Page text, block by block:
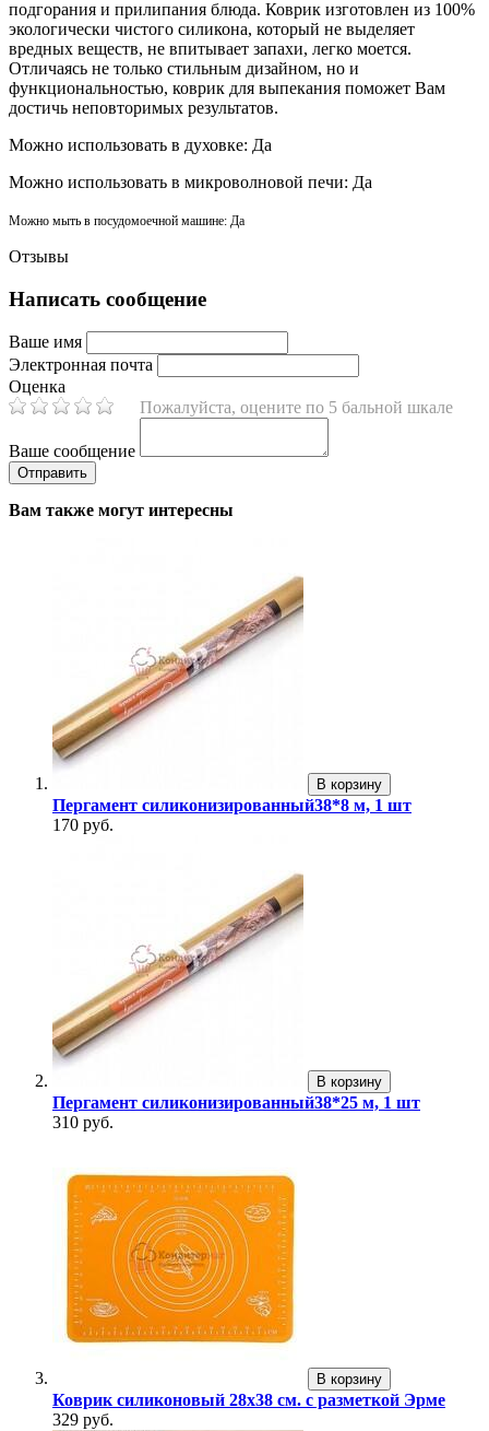
подгорания и прилипания блюда. Коврик изготовлен из 100%
экологически чистого силикона, который не выделяет
вредных веществ, не впитывает запахи, легко моется.
Отличаясь не только стильным дизайном, но и
функциональностью, коврик для выпекания поможет Вам
достичь неповторимых результатов.
Можно использовать в духовке: Да
Можно использовать в микроволновой печи: Да
Можно мыть в посудомоечной машине: Да
Отзывы
Написать сообщение
Ваше имя
Электронная почта
Оценка
Пожалуйста, оцените по 5 бальной шкале
Ваше сообщение
Вам также могут интересны
В корзину
Пергамент силиконизированный38*8 м, 1 шт
170 руб.
В корзину
Пергамент силиконизированный38*25 м, 1 шт
310 руб.
В корзину
Коврик силиконовый 28х38 см. с разметкой Эрме
329 руб.